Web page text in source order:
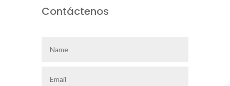
Contáctenos